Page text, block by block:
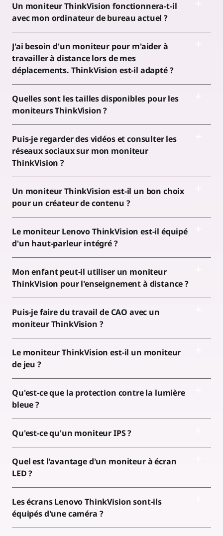
Un moniteur ThinkVision fonctionnera-t-il
avec mon ordinateur de bureau actuel ?
J'ai besoin d'un moniteur pour m'aider à
travailler à distance lors de mes
déplacements. ThinkVision est-il adapté ?
Quelles sont les tailles disponibles pour les
moniteurs ThinkVision ?
Puis-je regarder des vidéos et consulter les
réseaux sociaux sur mon moniteur
ThinkVision ?
Un moniteur ThinkVision est-il un bon choix
pour un créateur de contenu ?
Le moniteur Lenovo ThinkVision est-il équipé
d'un haut-parleur intégré ?
Mon enfant peut-il utiliser un moniteur
ThinkVision pour l'enseignement à distance ?
Puis-je faire du travail de CAO avec un
moniteur ThinkVision ?
Le moniteur ThinkVision est-il un moniteur
de jeu ?
Qu'est-ce que la protection contre la lumière
bleue ?
Qu'est-ce qu'un moniteur IPS ?
Quel est l'avantage d'un moniteur à écran
LED ?
Les écrans Lenovo ThinkVision sont-ils
équipés d'une caméra ?